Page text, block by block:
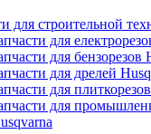
для строительной
для
для бензорезов
для дрелей
для
для